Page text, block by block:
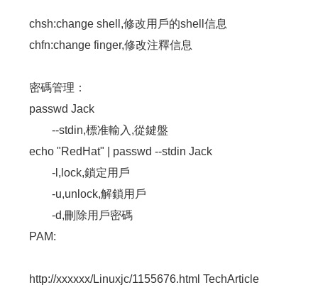
chsh:change shell,修改用戶的shell信息
chfn:change finger,修改注釋信息
密碼管理：
passwd Jack
--stdin,標准輸入,從鍵盤
echo "RedHat" | passwd --stdin Jack
-l,lock,鎖定用戶
-u,unlock,解鎖用戶
-d,刪除用戶密碼
PAM:
http://xxxxxx/Linuxjc/1155676.html TechArticle